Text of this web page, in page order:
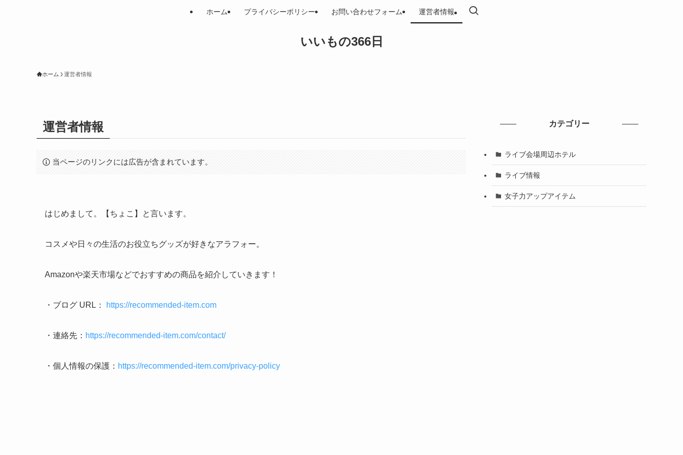
いいもの366日
ホーム プライバシーポリシー お問い合わせフォーム 運営者情報
ホーム 運営者情報
運営者情報
当ページのリンクには広告が含まれています。
はじめまして。【ちょこ】と言います。
コスメや日々の生活のお役立ちグッズが好きなアラフォー。
Amazonや楽天市場などでおすすめの商品を紹介していきます！
・ブログ URL： https://recommended-item.com
・連絡先： https://recommended-item.com/contact/
・個⼈情報の保護： https://recommended-item.com/privacy-policy
カテゴリー
ライブ会場周辺ホテル
ライブ情報
女子力アップアイテム